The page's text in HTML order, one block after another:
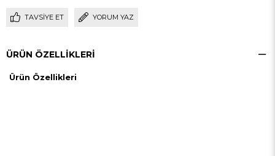
TAVSIYE ET YORUM YAZ
ÜRÜN ÖZELLIKLERI
Ürün Özellikleri